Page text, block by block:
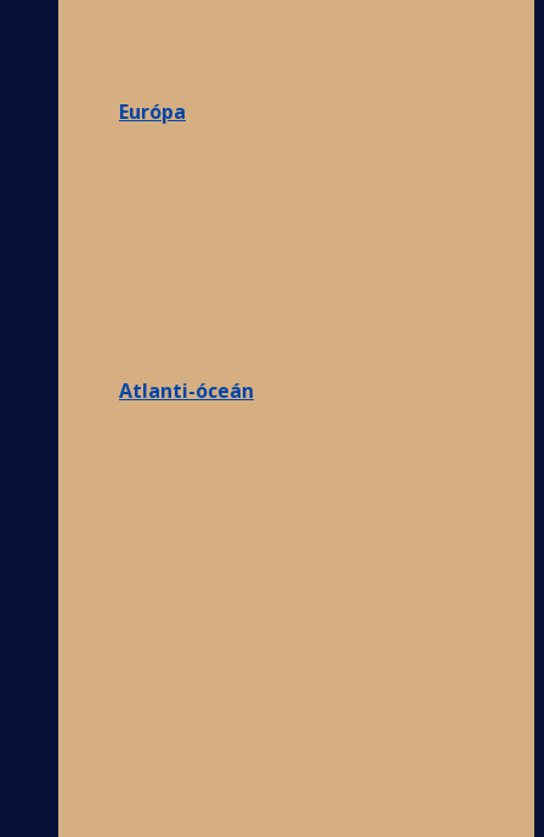
Európa
Atlanti-óceán